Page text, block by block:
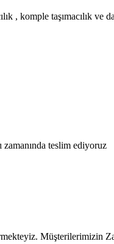
, komple taşımacılık
zamanında teslim ediyoruz
Müşterilerimizin